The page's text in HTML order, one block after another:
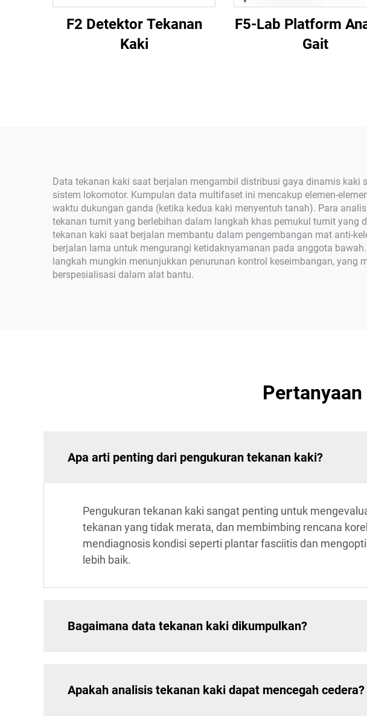
F2 Detektor Tekanan
Kaki
F5-Lab Platform
Gait
Data tekanan kaki saat berjalan mengambil distribusi gaya dinamis
sistem lokomotor. Kumpulan data multifaset ini mencakup elemen-
waktu dukungan ganda (ketika kedua kaki menyentuh tanah). Para
tekanan tumit yang berlebihan dalam langkah khas pemukul tumit
tekanan kaki saat berjalan membantu dalam pengembangan mat anti-
berjalan lama untuk mengurangi ketidaknyamanan pada anggota
langkah mungkin menunjukkan penurunan kontrol keseimbangan,
berspesialisasi dalam alat bantu.
Apa arti penting dari pengukuran tekanan kaki?
Pengukuran tekanan kaki sangat penting untuk
tekanan yang tidak merata, dan membimbing rencana
mendiagnosis kondisi seperti plantar fasciitis dan
lebih baik.
Bagaimana data tekanan kaki dikumpulkan?
Apakah analisis tekanan kaki dapat mencegah cedera?